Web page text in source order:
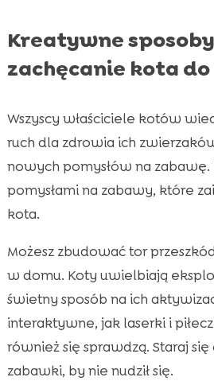
Kreatywne
zachęcanie kota
Wszyscy właściciele kotów
ruch dla zdrowia ich
nowych pomysłów na
pomysłami na zabawy, które
kota.
Możesz zbudować tor
w domu. Koty uwielbiają
świetny sposób na ich
interaktywne, jak laserki i
również się sprawdzą. Staraj
zabawki, by nie nudził się.